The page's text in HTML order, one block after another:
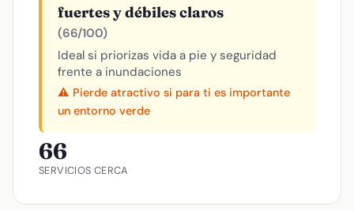
fuertes y débiles claros
(66/100)
Ideal si priorizas vida a pie y seguridad
frente a inundaciones
⚠️ Pierde atractivo si para ti es importante
un entorno verde
66
SERVICIOS CERCA